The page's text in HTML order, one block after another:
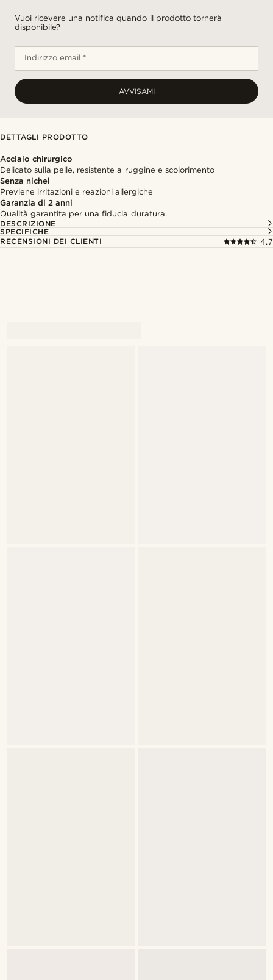
Vuoi ricevere una notifica quando il prodotto tornerà
disponibile?
Indirizzo email *
AVVISAMI
DETTAGLI PRODOTTO
Acciaio chirurgico
Delicato sulla pelle, resistente a ruggine e scolorimento
Senza nichel
Previene irritazioni e reazioni allergiche
Garanzia di 2 anni
Qualità garantita per una fiducia duratura.
DESCRIZIONE
SPECIFICHE
RECENSIONI DEI CLIENTI
4.7